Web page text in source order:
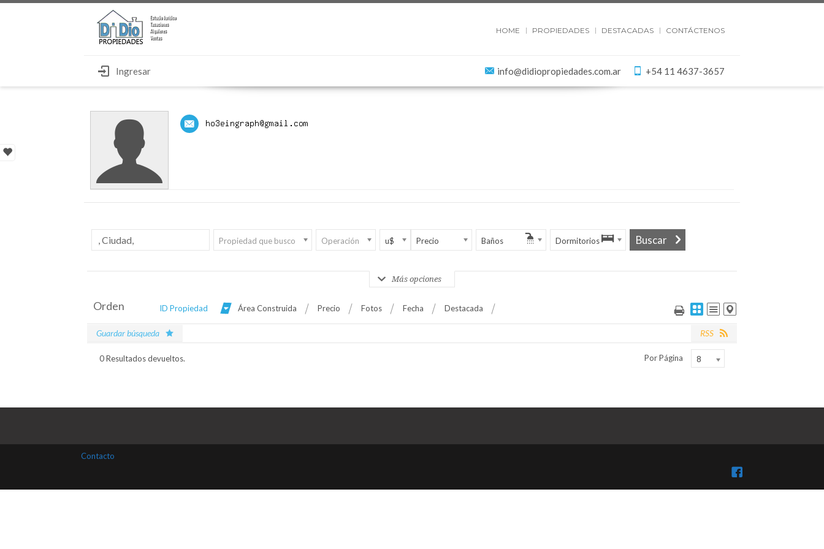
HOME PROPIEDADES DESTACADAS CONTÁCTENOS
Ingresar +54 11 4637-3657
info@didiopropiedades.com.ar
Propiedad que busco Operación u$ Precio Baños Dormitorios
Más opciones
Orden ID Propiedad Área Construida Precio Fotos Fecha Destacada
RSS
Guardar búsqueda
0 Resultados devueltos. Por Página 8
Facebook
Contacto